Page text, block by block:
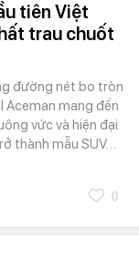
tiên Việt
trau chuốt
đường nét bo tròn
Aceman mang đến
vức và hiện đại
thành mẫu SUV…
0